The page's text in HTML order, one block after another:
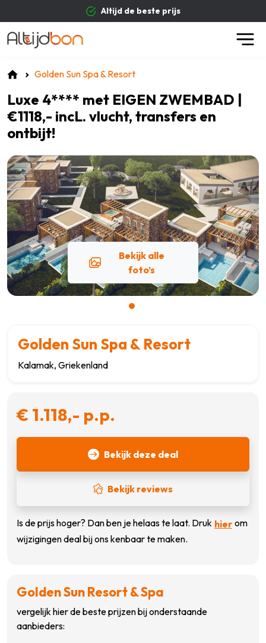
Altijd de beste prijs
Golden Sun Spa & Resort
Luxe 4**** met EIGEN ZWEMBAD |
€1118,- incL. vlucht, transfers en
ontbijt!
Bekijk alle
foto’s
Golden Sun Spa & Resort
Kalamak, Griekenland
€ 1.118,- p.p.
Bekijk deze deal
Bekijk reviews
Is de prijs hoger? Dan ben je helaas te laat. Druk hier om
wijzigingen deal bij ons kenbaar te maken.
Golden Sun Resort & Spa
vergelijk hier de beste prijzen bij onderstaande
aanbieders: